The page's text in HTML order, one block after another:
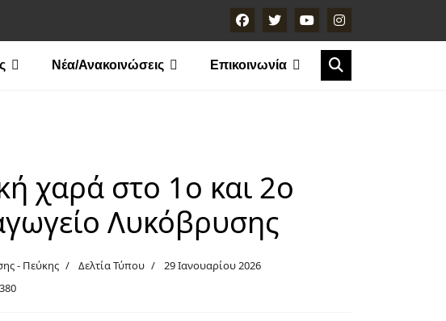
Νέα/Ανακοινώσεις Επικοινωνία
χαρά στο 1ο και 2ο
Λυκόβρυσης
- Πεύκης Δελτία Τύπου
29 Ιανουαρίου 2026